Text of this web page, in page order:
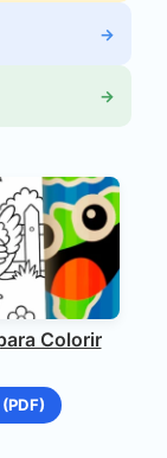
→
→
Colorir